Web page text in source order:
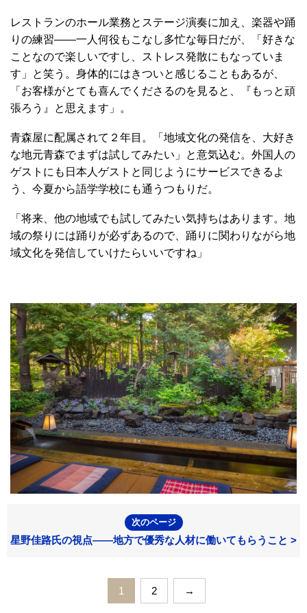
レストランのホール業務とステージ演奏に加え、楽器や踊
りの練習――一人何役もこなし多忙な毎日だが、「好きな
ことなので楽しいですし、ストレス発散にもなっていま
す」と笑う。身体的にはきついと感じることもあるが、
「お客様がとても喜んでくださるのを見ると、『もっと頑
張ろう』と思えます」。
青森屋に配属されて２年目。「地域文化の発信を、大好き
な地元青森でまずは試してみたい」と意気込む。外国人の
ゲストにも日本人ゲストと同じようにサービスできるよ
う、今夏から語学学校にも通うつもりだ。
「将来、他の地域でも試してみたい気持ちはあります。地
域の祭りには踊りが必ずあるので、踊りに関わりながら地
域文化を発信していけたらいいですね」
次のページ
星野佳路氏の視点――地方で優秀な人材に働いてもらうこと >
1 2 →